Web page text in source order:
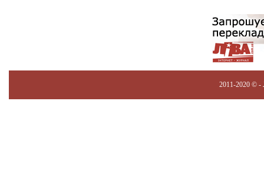
2011-2020 © -